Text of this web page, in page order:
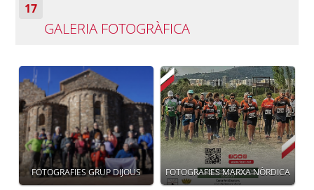
17
GALERIA FOTOGRÀFICA
FOTOGRAFIES GRUP DIJOUS FOTOGRAFIES MARXA NÒRDICA